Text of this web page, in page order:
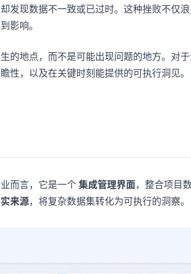
发现数据不一致或已过时。这种挫败不
影响。
的地点，而不是可能出现问题的地方。对
性，以及在关键时刻能提供的可执行洞见。
而言，它是一个集成管理界面，整合项目
来源，将复杂数据集转化为可执行的洞察。